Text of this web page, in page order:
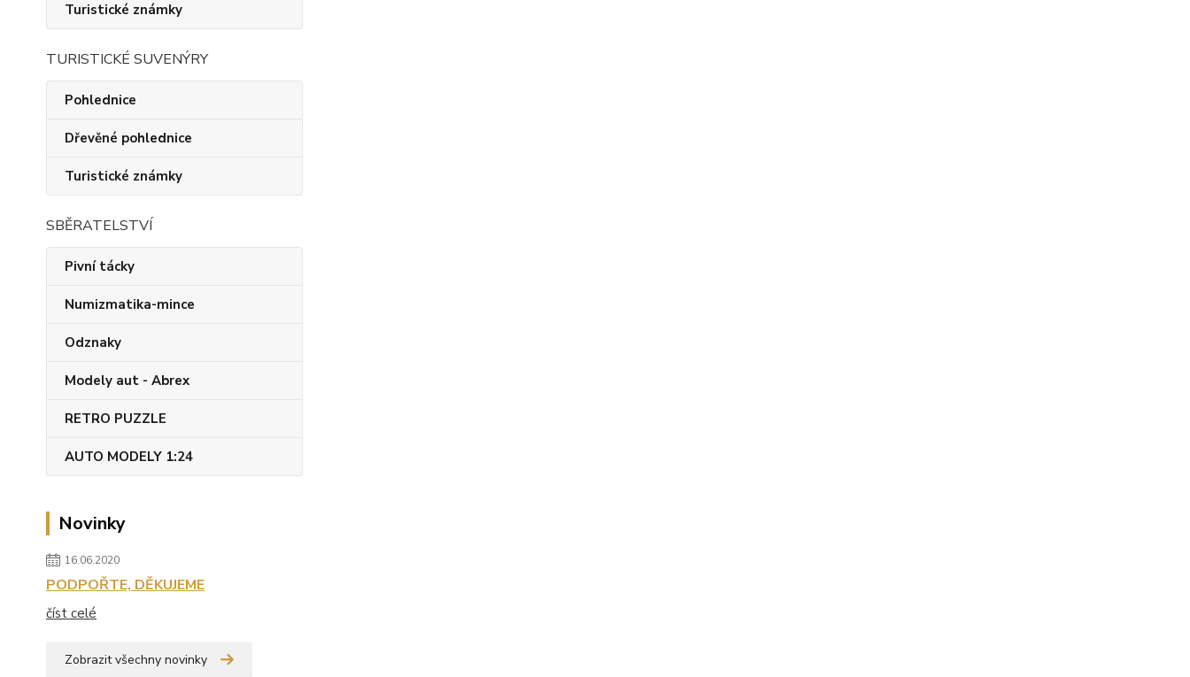
Turistické známky
TURISTICKÉ SUVENÝRY
Pohlednice
Dřevěné pohlednice
Turistické známky
SBĚRATELSTVÍ
Pivní tácky
Numizmatika-mince
Odznaky
Modely aut - Abrex
RETRO PUZZLE
AUTO MODELY 1:24
Novinky
16.06.2020
PODPOŘTE, DĚKUJEME
číst celé
Zobrazit všechny novinky